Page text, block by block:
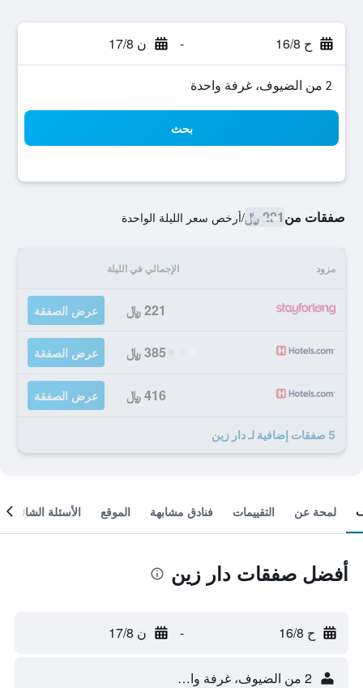
ح 16/8 - ن 17/8
2 من الضيوف، غرفة واحدة
بحث
صفقات من221 ﷼ /أرخص سعر الليلة الواحدة
مزود الإجمالي في الليلة
221 ﷼ عرض الصفقة
385 ﷼ عرض الصفقة
416 ﷼ عرض الصفقة
5 صفقات إضافية لـ دار زين
لمحة عن التقييمات فنادق مشابهة الموقع الأسئلة الشائعة
أفضل صفقات دار زين
ح 16/8 - ن 17/8
2 من الضيوف، غرفة واحدة